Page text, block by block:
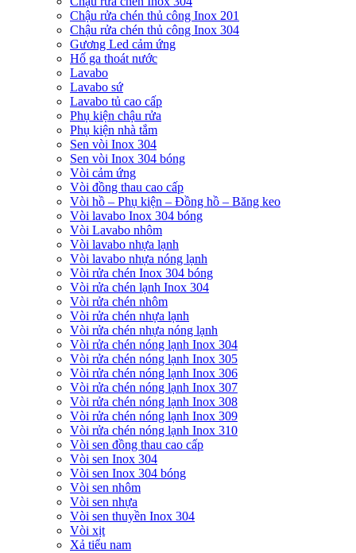
Chậu rửa chén thủ công Inox 201
Chậu rửa chén thủ công Inox 304
Gương Led cảm ứng
Hố ga thoát nước
Lavabo
Lavabo sứ
Lavabo tủ cao cấp
Phụ kiện chậu rửa
Phụ kiện nhà tắm
Sen vòi Inox 304
Sen vòi Inox 304 bóng
Vòi cảm ứng
Vòi đồng thau cao cấp
Vòi hồ – Phụ kiện – Đồng hồ – Băng keo
Vòi lavabo Inox 304 bóng
Vòi Lavabo nhôm
Vòi lavabo nhựa lạnh
Vòi lavabo nhựa nóng lạnh
Vòi rửa chén Inox 304 bóng
Vòi rửa chén lạnh Inox 304
Vòi rửa chén nhôm
Vòi rửa chén nhựa lạnh
Vòi rửa chén nhựa nóng lạnh
Vòi rửa chén nóng lạnh Inox 304
Vòi rửa chén nóng lạnh Inox 305
Vòi rửa chén nóng lạnh Inox 306
Vòi rửa chén nóng lạnh Inox 307
Vòi rửa chén nóng lạnh Inox 308
Vòi rửa chén nóng lạnh Inox 309
Vòi rửa chén nóng lạnh Inox 310
Vòi sen đồng thau cao cấp
Vòi sen Inox 304
Vòi sen Inox 304 bóng
Vòi sen nhôm
Vòi sen nhựa
Vòi sen thuyền Inox 304
Vòi xịt
Xả tiểu nam